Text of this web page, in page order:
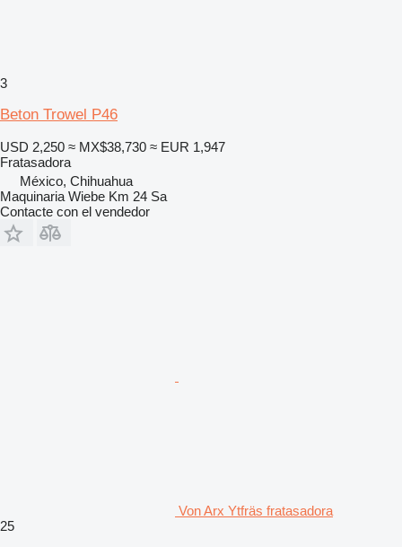
3
Beton Trowel P46
USD 2,250 ≈ MX$38,730 ≈ EUR 1,947
Fratasadora
México, Chihuahua
Maquinaria Wiebe Km 24 Sa
Contacte con el vendedor
Von Arx Ytfräs fratasadora
25